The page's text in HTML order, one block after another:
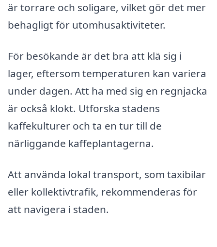
är torrare och soligare, vilket gör det mer
behagligt för utomhusaktiviteter.
För besökande är det bra att klä sig i
lager, eftersom temperaturen kan variera
under dagen. Att ha med sig en regnjacka
är också klokt. Utforska stadens
kaffekulturer och ta en tur till de
närliggande kaffeplantagerna.
Att använda lokal transport, som taxibilar
eller kollektivtrafik, rekommenderas för
att navigera i staden.